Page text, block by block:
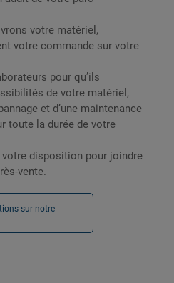
votre matériel,
votre commande sur votre
pour qu’ils
de votre matériel,
et d’une maintenance
toute la durée de votre
disposition pour joindre
vente.
sur notre